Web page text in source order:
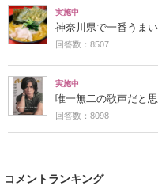
実施中
神奈川県で一番うま
回答数：8507
実施中
唯一無二の歌声だと
回答数：8098
コメントランキング